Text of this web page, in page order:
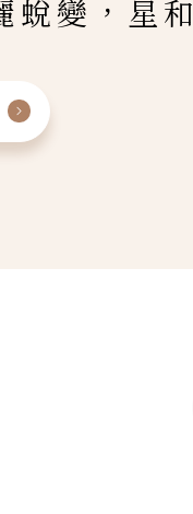
蛻變，星